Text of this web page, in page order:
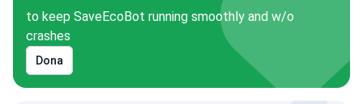
to keep SaveEcoBot running smoothly and w/o
crashes
Dona